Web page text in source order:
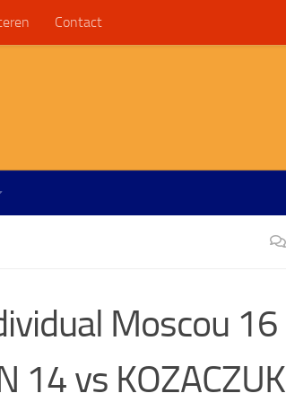
Contact
Moscou 16
14 vs KOZACZUK